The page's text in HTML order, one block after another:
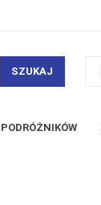
SZUKAJ